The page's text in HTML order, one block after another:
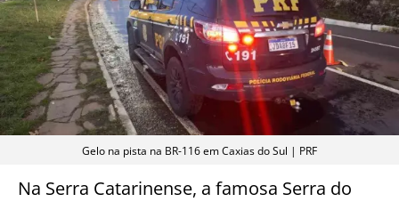
Gelo na pista na BR-116 em Caxias do Sul | PRF
Na Serra Catarinense, a famosa Serra do